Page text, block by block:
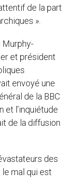
de la part
».
Murphy-
et président
envoyé une
de la BBC
et l’inquiétude
de la diffusion
des
le mal qui est